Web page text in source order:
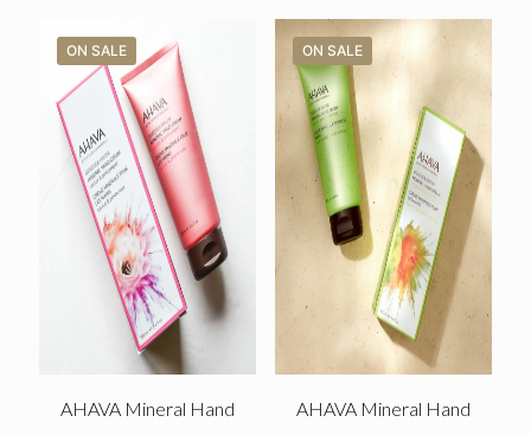
ON SALE
AHAVA Mineral Hand
ON SALE
AHAVA Mineral Hand